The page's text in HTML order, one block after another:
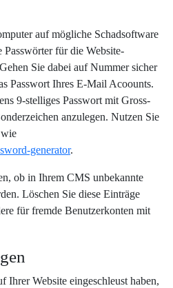
auf mögliche Schadsoftware
Passwörter für die Website-
Sie dabei auf Nummer sicher
Passwort Ihres E-Mail Acoounts.
9-stelliges Passwort mit Gross-
anzulegen. Nutzen Sie
generator.
ob in Ihrem CMS unbekannte
Löschen Sie diese Einträge
für fremde Benutzerkonten mit
Ihrer Website eingeschleust haben,